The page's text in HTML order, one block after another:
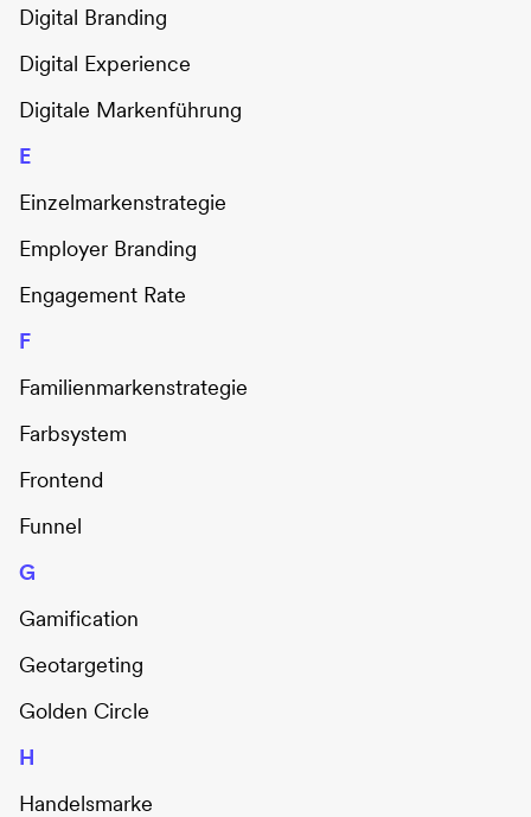
Digital Branding
Digital Experience
Digitale Markenführung
E
Einzelmarkenstrategie
Employer Branding
Engagement Rate
F
Familienmarkenstrategie
Farbsystem
Frontend
Funnel
G
Gamification
Geotargeting
Golden Circle
H
Handelsmarke